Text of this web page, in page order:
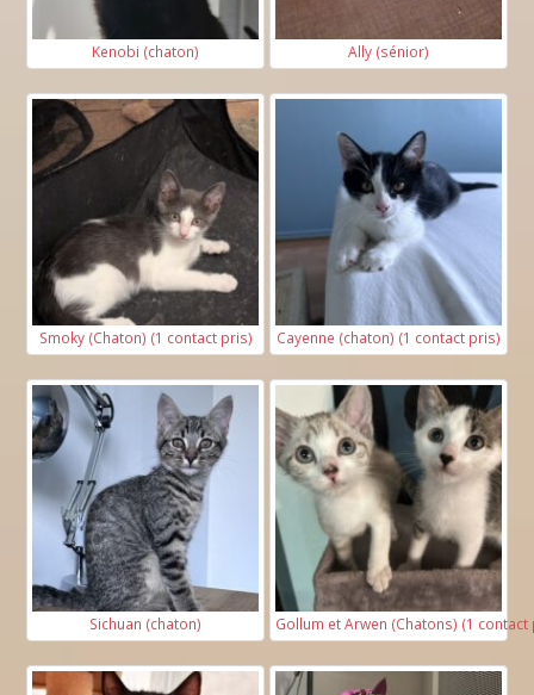
Étage* :
Disposez-vous* :
D'un balcon
D'une terrasse
D'un jardin
Aucun
Si vous disposez d'un jardin, d'une terrasse ou
d'un balcon merci d'en renseigner la surface et
si il dispose d'une clôture sécurisée
Jardin clôturé ?
Surface en m2:
Kenobi (chaton) Ally (sénior)
Smoky (Chaton) (1 contact pris) Cayenne (chaton) (1 contact pris)
Sichuan (chaton) Gollum et Arwen (Chatons) (1 contact